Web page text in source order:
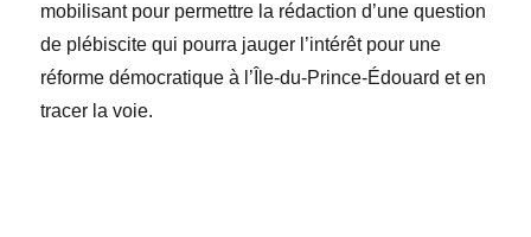
mobilisant pour permettre la rédaction d’une question
de plébiscite qui pourra jauger l’intérêt pour une
réforme démocratique à l’Île-du-Prince-Édouard et en
tracer la voie.